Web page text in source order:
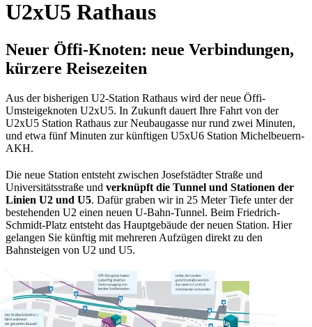
U2xU5 Rathaus
Neuer Öffi-Knoten: neue Verbindungen,
kürzere Reisezeiten
Aus der bisherigen U2-Station Rathaus wird der neue Öffi-
Umsteigeknoten U2xU5. In Zukunft dauert Ihre Fahrt von der
U2xU5 Station Rathaus zur Neubaugasse nur rund zwei Minuten,
und etwa fünf Minuten zur künftigen U5xU6 Station Michelbeuern-
AKH.
Die neue Station entsteht zwischen Josefstädter Straße und
Universitätsstraße und verknüpft die Tunnel und Stationen der
Linien U2 und U5. Dafür graben wir in 25 Meter Tiefe unter der
bestehenden U2 einen neuen U-Bahn-Tunnel. Beim Friedrich-
Schmidt-Platz entsteht das Hauptgebäude der neuen Station. Hier
gelangen Sie künftig mit mehreren Aufzügen direkt zu den
Bahnsteigen von U2 und U5.